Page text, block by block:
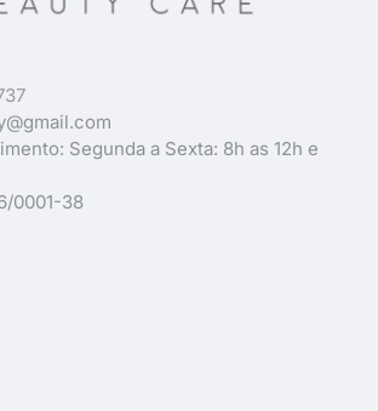
Segunda a Sexta: 8h as 12h e
0001-38